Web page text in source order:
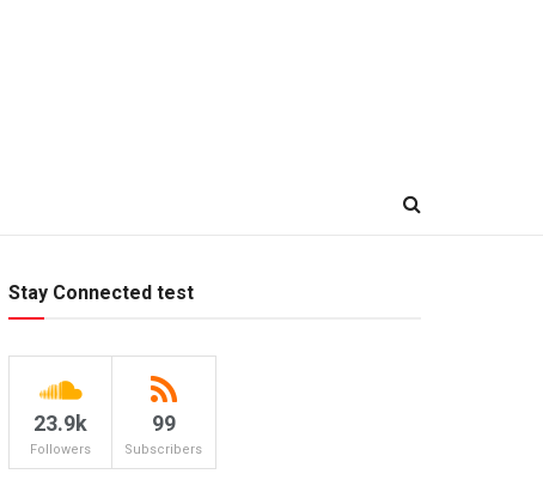
Stay Connected test
23.9k
Followers
99
Subscribers